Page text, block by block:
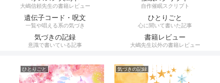
大嶋信頼先生の書籍レビュー 自作催眠スクリプト
遺伝子コード・呪文
一覧や唱える系の気づき
ひとりごと
心に聞いて書いた記事
気づきの記録
意識で書いている記事
書籍レビュー
大嶋先生以外の書籍レビュー
ひとりごと 気づきの記録